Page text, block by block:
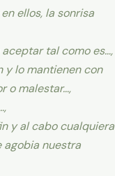
ellos, la sonrisa
tal como es…,
y lo mantienen con
o malestar…,
y al cabo cualquiera
agobia nuestra